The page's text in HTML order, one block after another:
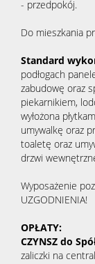
- przedpokój.
Do mieszkania
Standard
podłogach
zabudowę oraz
piekarnikiem,
wyłożona
umywalkę oraz
toaletę oraz
drzwi
Wyposażenie
UZGODNIENIA!
OPŁATY:
CZYNSZ do
zaliczki na